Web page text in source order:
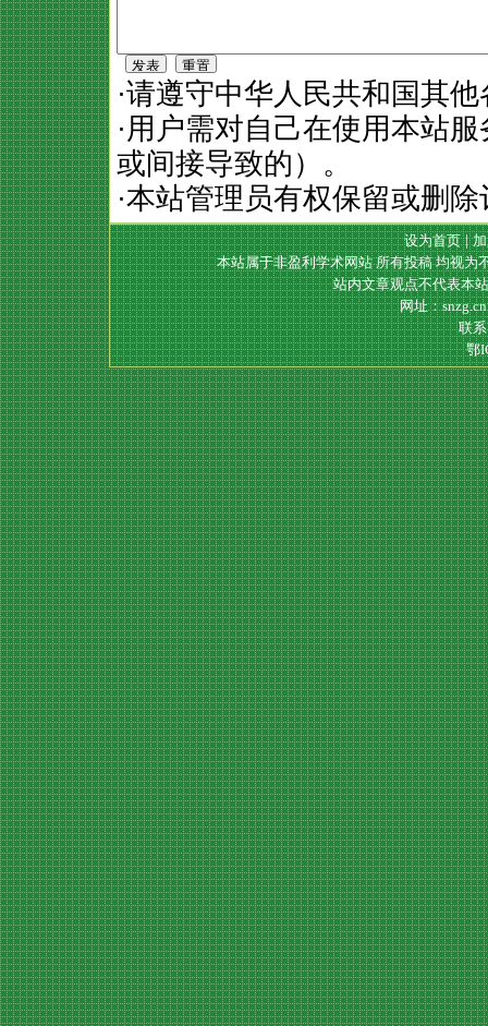
·请遵守中华人民共和国其
·用户需对自己在使用本站
或间接导致的）。
·本站管理员有权保留或删
设为首页|
本站属于非盈利学术网站 所有投稿 均视为
站内文章观点不代表本
网址：
联
鄂